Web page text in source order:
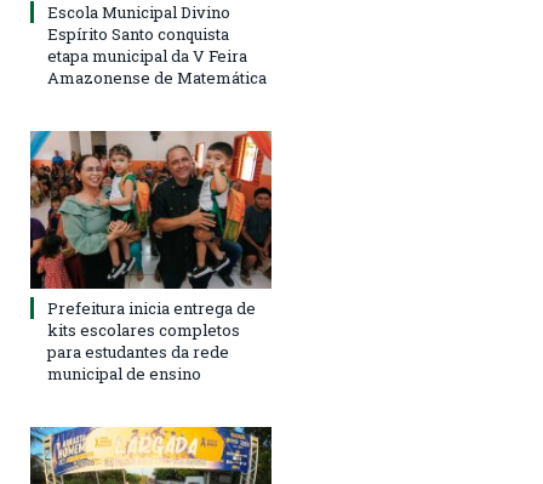
Escola Municipal Divino
Espírito Santo conquista
etapa municipal da V Feira
Amazonense de Matemática
Prefeitura inicia entrega de
kits escolares completos
para estudantes da rede
municipal de ensino